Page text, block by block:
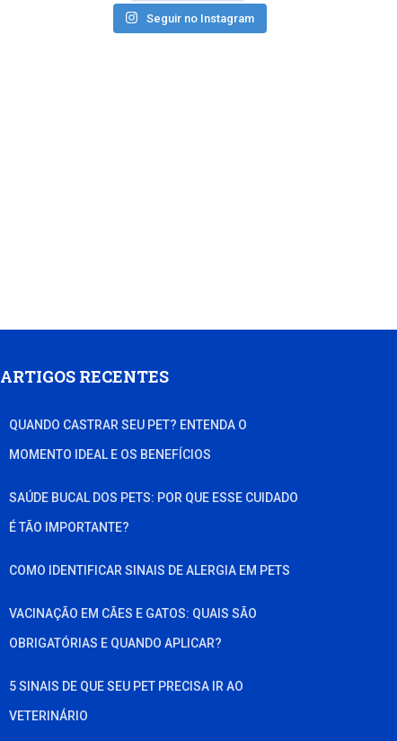
Seguir no Instagram
ARTIGOS RECENTES
QUANDO CASTRAR SEU PET? ENTENDA O
MOMENTO IDEAL E OS BENEFÍCIOS
SAÚDE BUCAL DOS PETS: POR QUE ESSE CUIDADO
É TÃO IMPORTANTE?
COMO IDENTIFICAR SINAIS DE ALERGIA EM PETS
VACINAÇÃO EM CÃES E GATOS: QUAIS SÃO
OBRIGATÓRIAS E QUANDO APLICAR?
5 SINAIS DE QUE SEU PET PRECISA IR AO
VETERINÁRIO